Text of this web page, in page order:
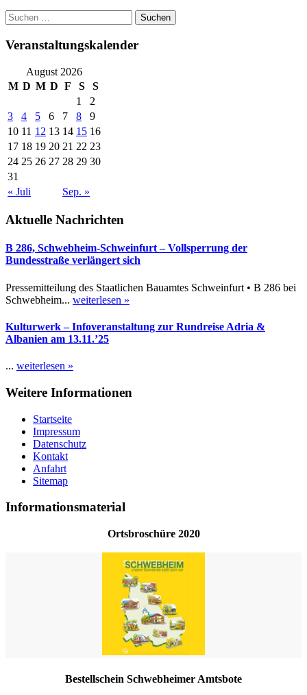
Suchen
nach:
Veranstaltungskalender
August 2026
M D M D F S
S
1
2
3
4 5 6 7 8
9
10 11 12 13 14 15 16
17 18 19 20 21 22 23
24 25 26 27 28 29 30
31
« Juli
Sep. »
Aktuelle Nachrichten
B 286, Schwebheim-Schweinfurt – Vollsperrung der
Bundesstraße verlängert sich
Pressemitteilung des Staatlichen Bauamtes Schweinfurt • B 286 bei
Schwebheim... weiterlesen »
Kulturwerk – Infoveranstaltung zur Rundreise Adria &
Albanien am 13.11.’25
... weiterlesen »
Weitere Informationen
Startseite
Impressum
Datenschutz
Kontakt
Anfahrt
Sitemap
Informationsmaterial
Ortsbroschüre 2020
Bestellschein Schwebheimer Amtsbote